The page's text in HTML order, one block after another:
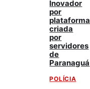
Inovador
por
plataforma
criada
por
servidores
de
Paranaguá
POLÍCIA